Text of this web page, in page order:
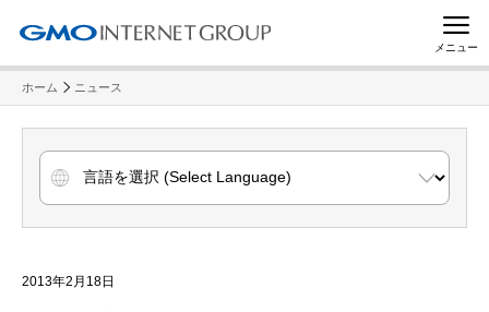
メニュー
ホーム ニュース
2013年2月18日